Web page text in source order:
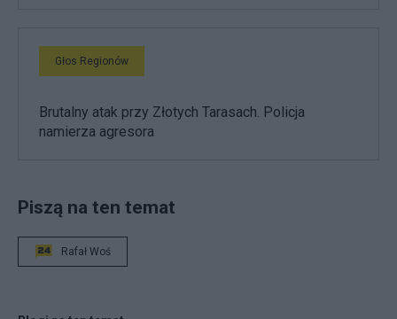
Głos Regionów
Brutalny atak przy Złotych Tarasach. Policja
namierza agresora
Piszą na ten temat
Rafał Woś